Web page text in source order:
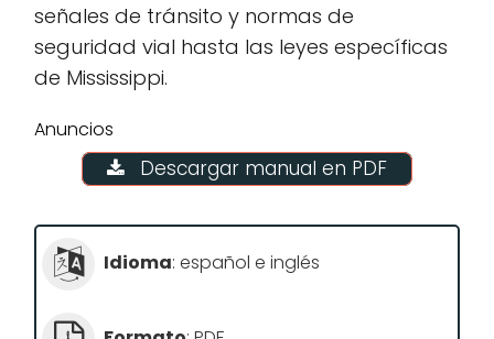
señales de tránsito y normas de
seguridad vial hasta las leyes específicas
de Mississippi.
Anuncios
Descargar manual en PDF
Idioma: español e inglés